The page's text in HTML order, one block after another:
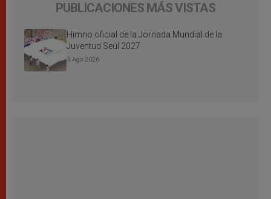
PUBLICACIONES MÁS VISTAS
Himno oficial de la Jornada Mundial de la
Juventud Seúl 2027
3 Ago 2026